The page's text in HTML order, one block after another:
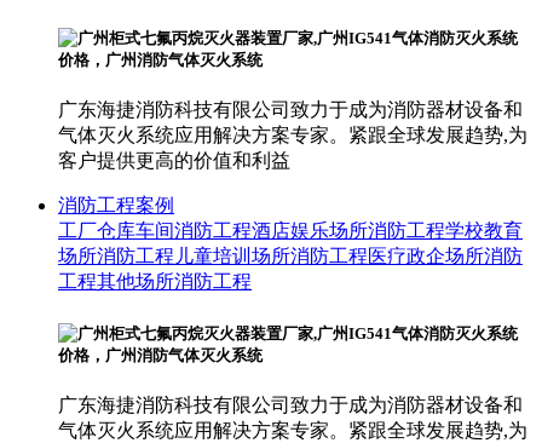
广东海捷消防科技有限公司致力于成为消防器材设备和
气体灭火系统应用解决方案专家。紧跟全球发展趋势,为
客户提供更高的价值和利益
消防工程案例
工厂仓库车间消防工程酒店娱乐场所消防工程学校教育
场所消防工程 儿童培训场所消防工程医疗政企场所消防
工程其他场所消防工程
广东海捷消防科技有限公司致力于成为消防器材设备和
气体灭火系统应用解决方案专家。紧跟全球发展趋势,为